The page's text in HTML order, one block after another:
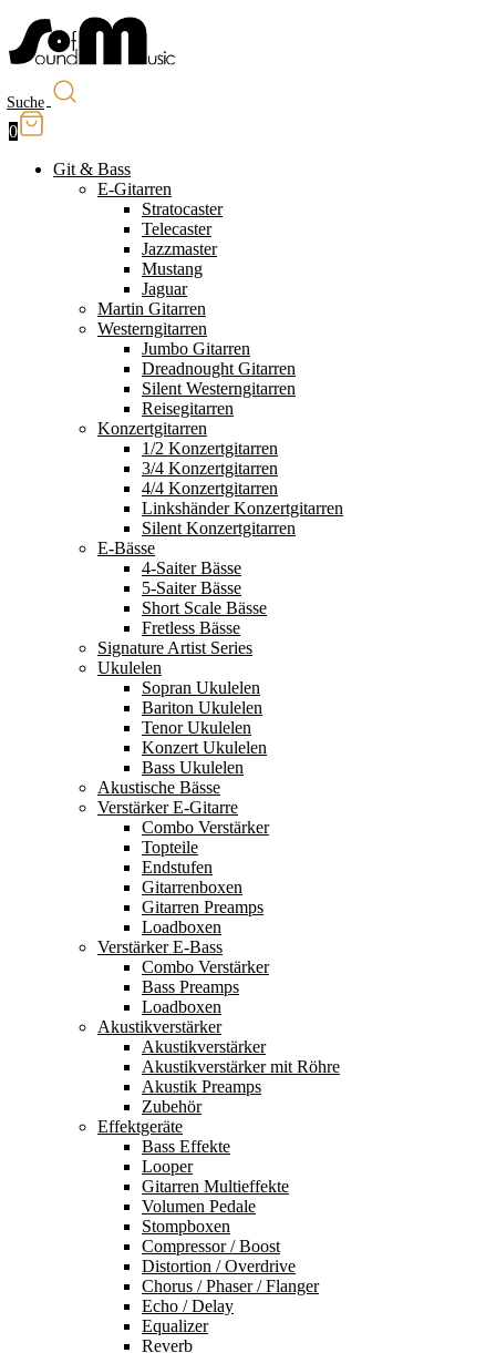
Suche
0
Git & Bass
E-Gitarren
Stratocaster
Telecaster
Jazzmaster
Mustang
Jaguar
Martin Gitarren
Westerngitarren
Jumbo Gitarren
Dreadnought Gitarren
Silent Westerngitarren
Reisegitarren
Konzertgitarren
1/2 Konzertgitarren
3/4 Konzertgitarren
4/4 Konzertgitarren
Linkshänder Konzertgitarren
Silent Konzertgitarren
E-Bässe
4-Saiter Bässe
5-Saiter Bässe
Short Scale Bässe
Fretless Bässe
Signature Artist Series
Ukulelen
Sopran Ukulelen
Bariton Ukulelen
Tenor Ukulelen
Konzert Ukulelen
Bass Ukulelen
Akustische Bässe
Verstärker E-Gitarre
Combo Verstärker
Topteile
Endstufen
Gitarrenboxen
Gitarren Preamps
Loadboxen
Verstärker E-Bass
Combo Verstärker
Bass Preamps
Loadboxen
Akustikverstärker
Akustikverstärker
Akustikverstärker mit Röhre
Akustik Preamps
Zubehör
Effektgeräte
Bass Effekte
Looper
Gitarren Multieffekte
Volumen Pedale
Stompboxen
Compressor / Boost
Distortion / Overdrive
Chorus / Phaser / Flanger
Echo / Delay
Equalizer
Reverb